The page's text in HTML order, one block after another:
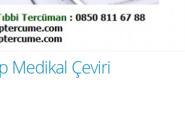
Medikal Çeviri